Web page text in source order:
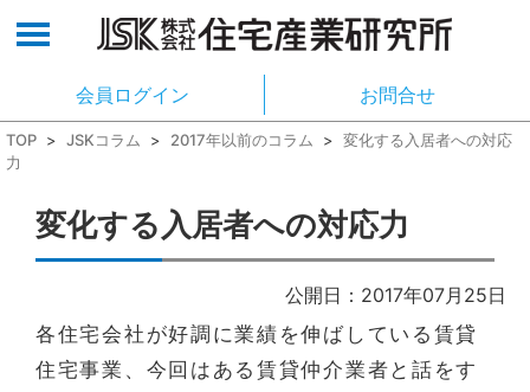
会員ログイン お問合せ
TOP > JSKコラム > 2017年以前のコラム > 変化する入居者への対応
力
変化する入居者への対応力
公開日：2017年07月25日
各住宅会社が好調に業績を伸ばしている賃貸
住宅事業、今回はある賃貸仲介業者と話をす